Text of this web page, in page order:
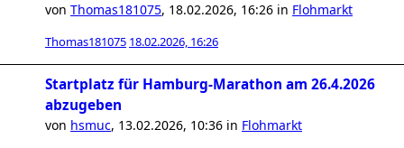
von Thomas181075, 18.02.2026, 16:26 in Flohmarkt
Thomas181075 18.02.2026, 16:26
Startplatz für Hamburg-Marathon am 26.4.2026
abzugeben
von hsmuc, 13.02.2026, 10:36 in Flohmarkt